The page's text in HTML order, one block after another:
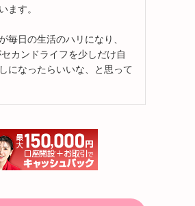
ます。
毎日の生活のハリになり、
カンドライフを少しだけ自
になったらいいな、と思って